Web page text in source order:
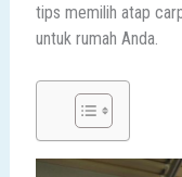
tips memilih atap
untuk rumah Anda.